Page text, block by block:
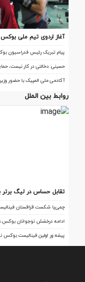
پیام تبریک رئیس فدراسیون
حسینی: دخالتی در کار نیست،
بعد از ۸۵ سال با حمایت دنیا مالی صاحب خانه می شود
آکادمی ملی المپیک با حضور
روابط بین الملل
تقابل‌ حساس در لیگ برتر
چمی‌پا شکست قزاقستان
ادامه درخشش نوجوانان
پیشه ور اولین فینالیست بوکس